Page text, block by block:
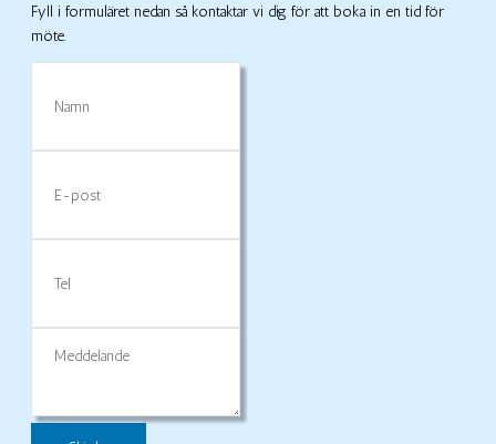
Fyll i formuläret nedan så kontaktar vi dig för att boka in en tid för
möte.
post